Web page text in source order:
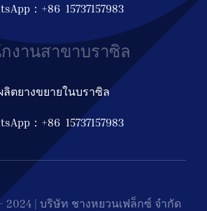
：+86 15737157983
งานสาขาบราซิล
ลิตยางขยายในบราซิล
：+86 15737157983
2024 | บริษัท ชางหยวนเฟล็กซ์ จำกัด